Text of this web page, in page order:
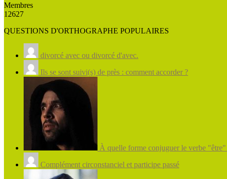
Membres
12627
QUESTIONS D'ORTHOGRAPHE POPULAIRES
divorcé avec ou divorcé d'avec.
Ils se sont suivi(s) de près : comment accorder ?
À quelle forme conjuguer le verbe "être"
Complément circonstanciel et participe passé